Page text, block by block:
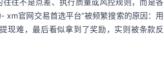
往不是点差、执行质量或风控规则，而是各
xm官网交易首选平台”被频繁搜索的原因：用
现难，最后看似拿到了奖励，实则被条款反